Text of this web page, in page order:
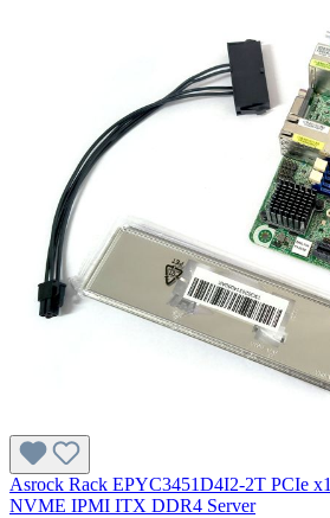
Asrock Rack EPYC3451D4I2-2T PCIe
NVME IPMI ITX DDR4 Server